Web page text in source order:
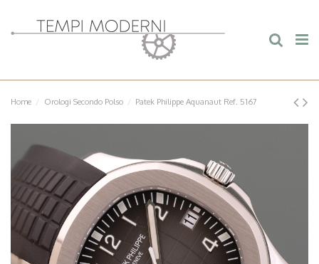
Home Orologi Secondo Polso Patek Philippe Aquanaut Ref. 5167